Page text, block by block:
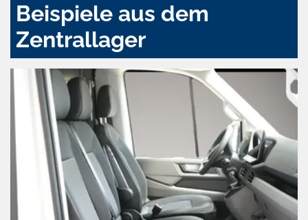
Beispiele aus dem
Zentrallager